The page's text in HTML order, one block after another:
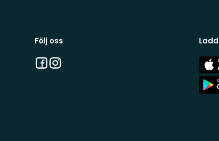
Följ oss
Facebook
Instagram
App
Store
App
Store